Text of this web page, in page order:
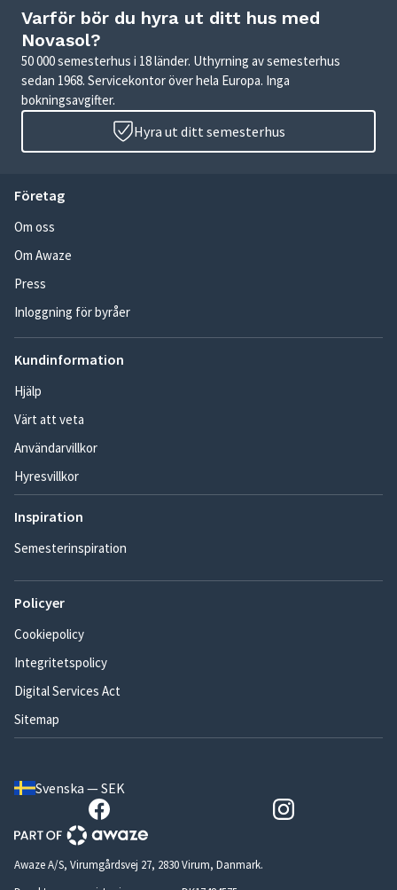
Varför bör du hyra ut ditt hus med
Novasol?
50 000 semesterhus i 18 länder. Uthyrning av semesterhus
sedan 1968. Servicekontor över hela Europa. Inga
bokningsavgifter.
Hyra ut ditt semesterhus
Företag
Om oss
Om Awaze
Press
Inloggning för byråer
Kundinformation
Hjälp
Värt att veta
Användarvillkor
Hyresvillkor
Inspiration
Semesterinspiration
Policyer
Cookiepolicy
Integritetspolicy
Digital Services Act
Sitemap
Svenska — SEK
Awaze A/S, Virumgårdsvej 27, 2830 Virum, Danmark.